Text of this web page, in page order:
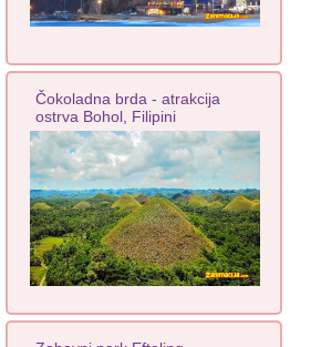
Čokoladna brda - atrakcija
ostrva Bohol, Filipini